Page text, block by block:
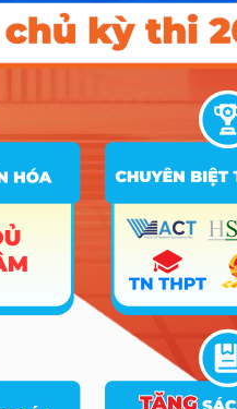
Đại Học Công nghệ Kỹ thuật TP HCM
Đại học Ngoại thương (Cơ sở II)
học Quản lý và Công nghệ Hải Phòng
Đại Học Sư Phạm TPHCM